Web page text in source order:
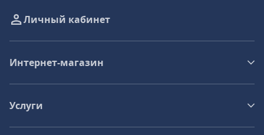
Личный кабинет
Интернет-магазин
Услуги